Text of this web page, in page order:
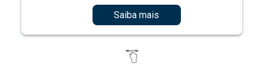
Saiba mais